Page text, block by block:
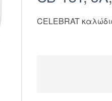
CELEBRAT